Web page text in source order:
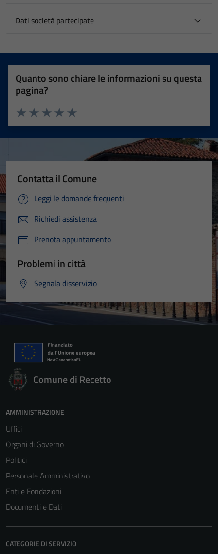
Dati società partecipate
Quanto sono chiare le informazioni su questa
pagina?
Valuta 5 stelle su 5
Valuta 4 stelle su 5
Valuta 3 stelle su 5
Valuta 2 stelle su 5
Valuta 1 stelle su 5
Contatta il Comune
Leggi le domande frequenti
Richiedi assistenza
Prenota appuntamento
Problemi in città
Segnala disservizio
Comune di Recetto
AMMINISTRAZIONE
Uffici
Organi di Governo
Politici
Personale Amministrativo
Enti e Fondazioni
Documenti e Dati
CATEGORIE DI SERVIZIO